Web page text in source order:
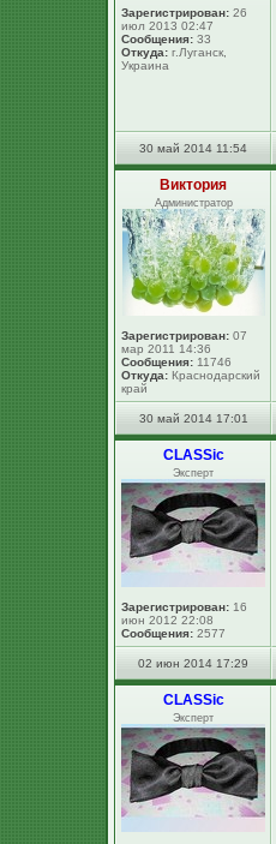
Зарегистрирован: 26
июл 2013 02:47
Сообщения: 33
Откуда: г.Луганск,
Украина
30 май 2014 11:54
Виктория
Администратор
Зарегистрирован: 07
мар 2011 14:36
Сообщения: 11746
Откуда: Краснодарский
край
30 май 2014 17:01
CLASSic
Эксперт
Зарегистрирован: 16
июн 2012 22:08
Сообщения: 2577
02 июн 2014 17:29
CLASSic
Эксперт